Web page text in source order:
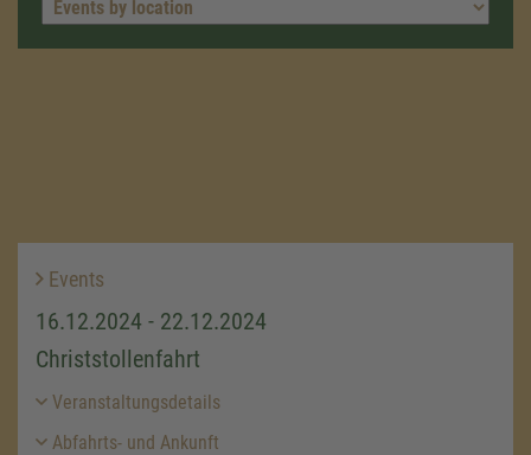
Events
16.12.2024 - 22.12.2024
Christstollenfahrt
Veranstaltungsdetails
Abfahrts- und Ankunft